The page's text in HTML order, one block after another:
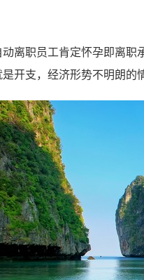
离职员工肯定怀孕即离
开支，经济形势不明朗的